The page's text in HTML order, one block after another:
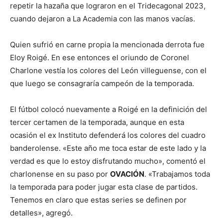
repetir la hazaña que lograron en el Tridecagonal 2023,
cuando dejaron a La Academia con las manos vacías.
Quien sufrió en carne propia la mencionada derrota fue
Eloy Roigé. En ese entonces el oriundo de Coronel
Charlone vestía los colores del León villeguense, con el
que luego se consagraría campeón de la temporada.
El fútbol colocó nuevamente a Roigé en la definición del
tercer certamen de la temporada, aunque en esta
ocasión el ex Instituto defenderá los colores del cuadro
banderolense. «Este año me toca estar de este lado y la
verdad es que lo estoy disfrutando mucho», comentó el
charlonense en su paso por OVACIÓN. «Trabajamos toda
la temporada para poder jugar esta clase de partidos.
Tenemos en claro que estas series se definen por
detalles», agregó.